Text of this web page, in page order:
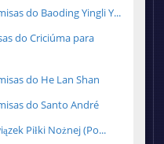
do Baoding Yingli Y...
do Criciúma para
do He Lan Shan
do Santo André
Piłki Nożnej (Po...